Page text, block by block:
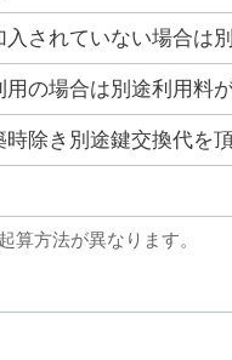
入されていない場合は
用の場合は別途利用料
時除き別途鍵交換代を
算方法が異なります。